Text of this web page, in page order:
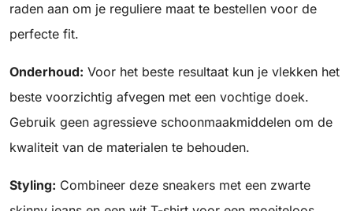
raden aan om je reguliere maat te bestellen voor de
perfecte fit.
Onderhoud: Voor het beste resultaat kun je vlekken het
beste voorzichtig afvegen met een vochtige doek.
Gebruik geen agressieve schoonmaakmiddelen om de
kwaliteit van de materialen te behouden.
Styling: Combineer deze sneakers met een zwarte